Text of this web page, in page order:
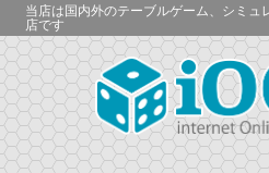
当店は国内外のテーブルゲーム、シミュ
店です